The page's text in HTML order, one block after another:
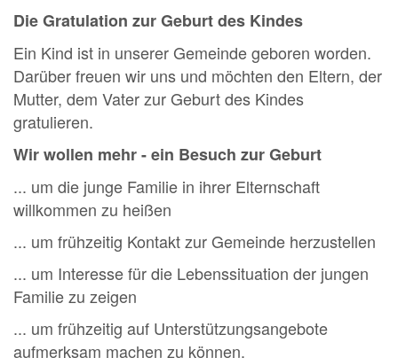
Die Gratulation zur Geburt des Kindes
Ein Kind ist in unserer Gemeinde geboren worden.
Darüber freuen wir uns und möchten den Eltern, der
Mutter, dem Vater zur Geburt des Kindes
gratulieren.
Wir wollen mehr - ein Besuch zur Geburt
... um die junge Familie in ihrer Elternschaft
willkommen zu heißen
... um frühzeitig Kontakt zur Gemeinde herzustellen
... um Interesse für die Lebenssituation der jungen
Familie zu zeigen
... um frühzeitig auf Unterstützungsangebote
aufmerksam machen zu können.